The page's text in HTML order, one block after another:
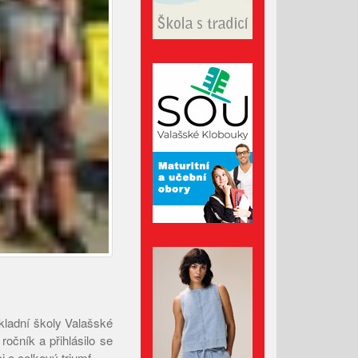
Valašska patří mezi nejlepší
ve Valašských Kloboukách je
už hotová
Srpen 2026
Červen 2026
Květen 2026
Duben 2026
Březen 2026
školy Valašské
a přihlásilo se